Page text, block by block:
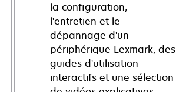
la configuration,
l'entretien et le
dépannage d'un
périphérique Lexmark, des
guides d'utilisation
interactifs et une sélection